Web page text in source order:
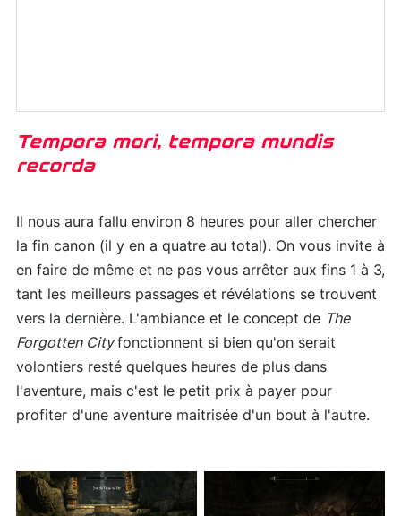
Tempora mori, tempora mundis
recorda
Il nous aura fallu environ 8 heures pour aller chercher
la fin canon (il y en a quatre au total). On vous invite à
en faire de même et ne pas vous arrêter aux fins 1 à 3,
tant les meilleurs passages et révélations se trouvent
vers la dernière. L'ambiance et le concept de The
Forgotten Cityfonctionnent si bien qu'on serait
volontiers resté quelques heures de plus dans
l'aventure, mais c'est le petit prix à payer pour
profiter d'une aventure maitrisée d'un bout à l'autre.